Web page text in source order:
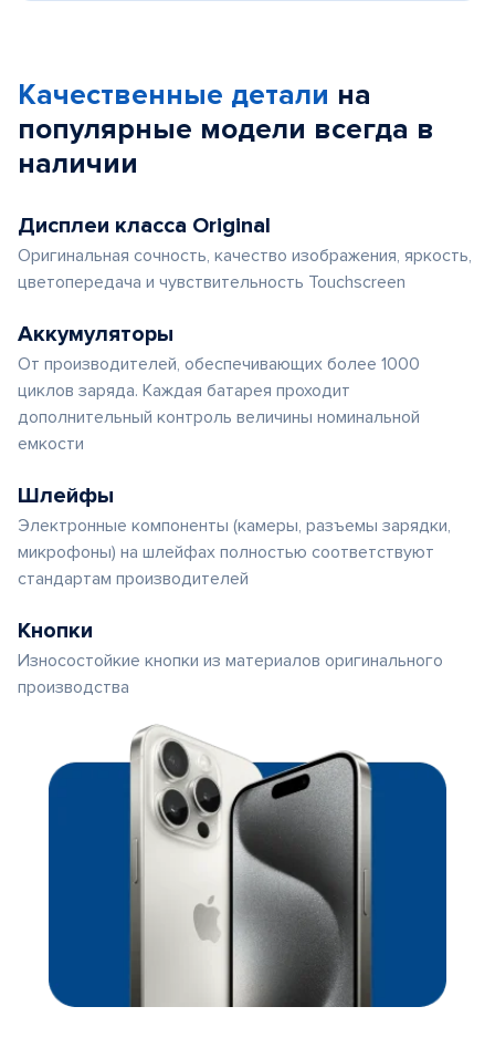
Качественные детали на
популярные модели всегда в
наличии
Дисплеи класса Original
Оригинальная сочность, качество изображения, яркость,
цветопередача и чувствительность Touchscreen
Аккумуляторы
От производителей, обеспечивающих более 1000
циклов заряда. Каждая батарея проходит
дополнительный контроль величины номинальной
емкости
Шлейфы
Электронные компоненты (камеры, разъемы зарядки,
микрофоны) на шлейфах полностью соответствуют
стандартам производителей
Кнопки
Износостойкие кнопки из материалов оригинального
производства